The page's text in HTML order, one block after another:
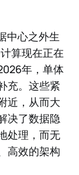
中心之外生
算现在正在
年，单体
充。这些紧
近，从而大
决了数据隐
处理，而无
高效的架构